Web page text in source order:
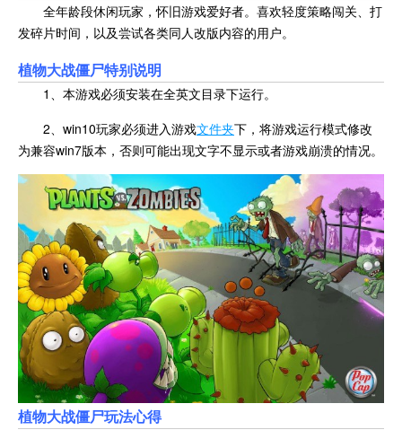
全年龄段休闲玩家，怀旧游戏爱好者。喜欢轻度策略闯关、打
发碎片时间，以及尝试各类同人改版内容的用户。
植物大战僵尸特别说明
1、本游戏必须安装在全英文目录下运行。
2、win10玩家必须进入游戏文件夹下，将游戏运行模式修改
为兼容win7版本，否则可能出现文字不显示或者游戏崩溃的情况。
植物大战僵尸玩法心得